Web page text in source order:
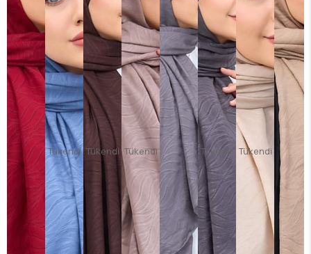
Tükendi Tükendi Tükendi Tükendi Tükendi